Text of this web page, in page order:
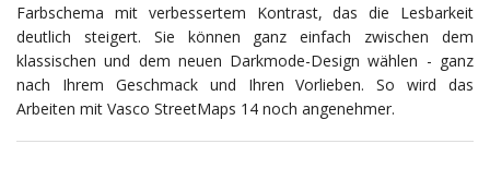
Farbschema mit verbessertem Kontrast, das die Lesbarkeit
deutlich steigert. Sie können ganz einfach zwischen dem
klassischen und dem neuen Darkmode-Design wählen - ganz
nach Ihrem Geschmack und Ihren Vorlieben. So wird das
Arbeiten mit Vasco StreetMaps 14 noch angenehmer.